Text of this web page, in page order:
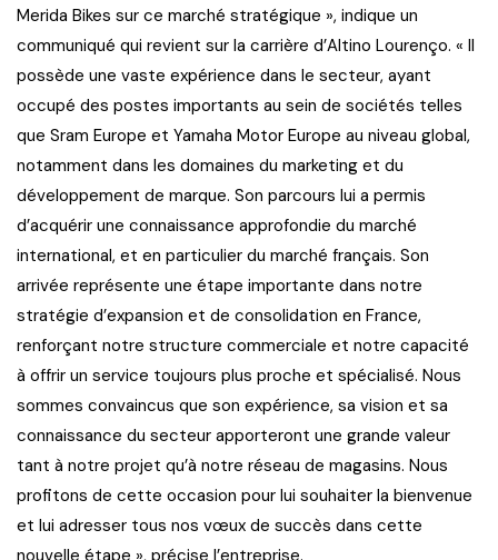
Merida Bikes sur ce marché stratégique », indique un
communiqué qui revient sur la carrière d’Altino Lourenço. « Il
possède une vaste expérience dans le secteur, ayant
occupé des postes importants au sein de sociétés telles
que Sram Europe et Yamaha Motor Europe au niveau global,
notamment dans les domaines du marketing et du
développement de marque. Son parcours lui a permis
d’acquérir une connaissance approfondie du marché
international, et en particulier du marché français. Son
arrivée représente une étape importante dans notre
stratégie d’expansion et de consolidation en France,
renforçant notre structure commerciale et notre capacité
à offrir un service toujours plus proche et spécialisé. Nous
sommes convaincus que son expérience, sa vision et sa
connaissance du secteur apporteront une grande valeur
tant à notre projet qu’à notre réseau de magasins. Nous
profitons de cette occasion pour lui souhaiter la bienvenue
et lui adresser tous nos vœux de succès dans cette